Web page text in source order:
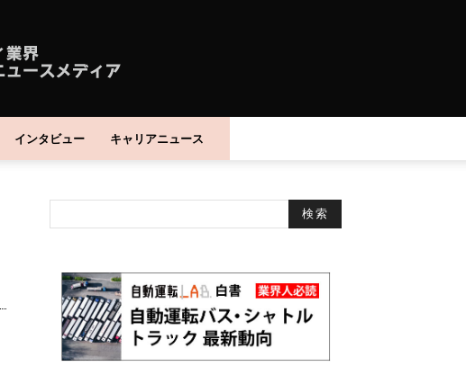
インタビュー キャリアニュース